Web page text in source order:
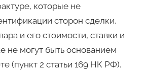
которые не
сторон сделки,
и его стоимости, ставки и
могут быть основанием
(пункт 2 статьи 169 НК РФ).